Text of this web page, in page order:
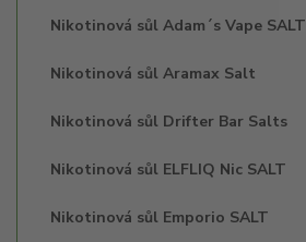
Nikotinová sůl Adam´s Vape SALT
Nikotinová sůl Aramax Salt
Nikotinová sůl Drifter Bar Salts
Nikotinová sůl ELFLIQ Nic SALT
Nikotinová sůl Emporio SALT